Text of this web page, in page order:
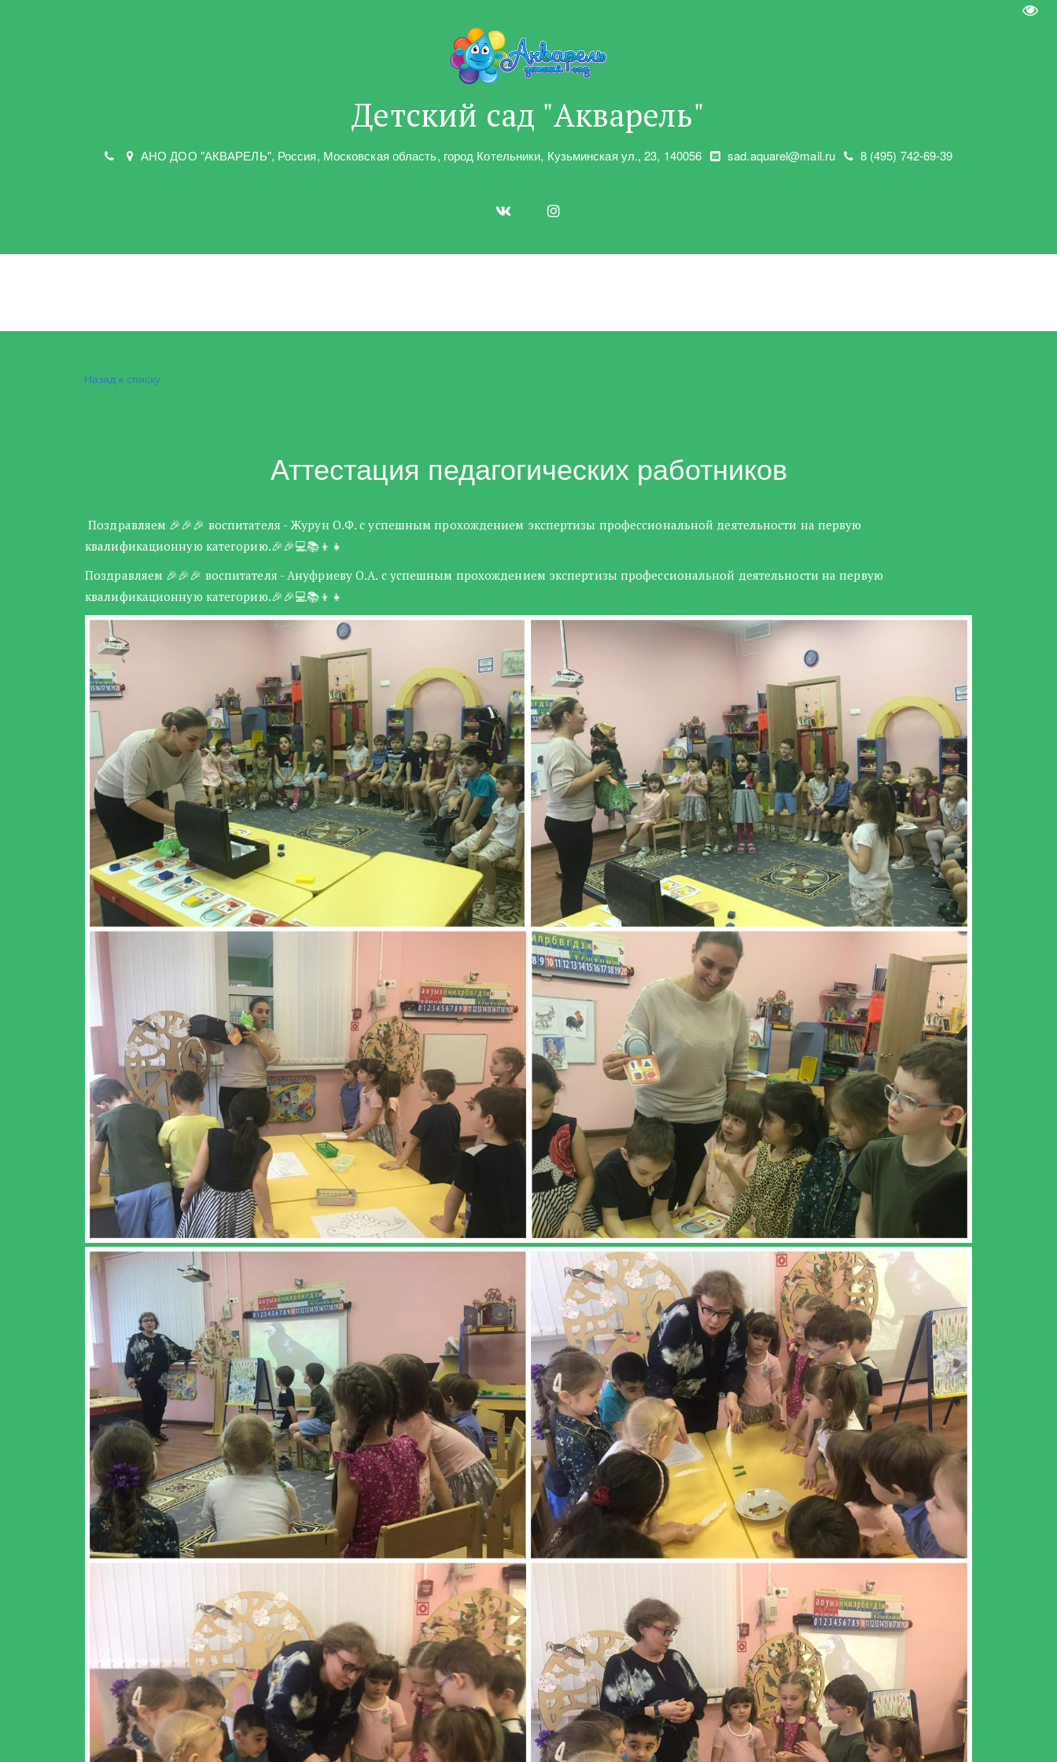
Детский сад "Акварель"
АНО ДОО "АКВАРЕЛЬ", Россия, Московская область, город Котельники, Кузьминская ул.,23, 140056 sad.aquarel@mail.ru 8 (495) 742-69-39
Назад к списку
Аттестация педагогических работников
Поздравляем 🎉🎉🎉 воспитателя - Журун О.Ф. с успешным прохождением экспертизы профессиональной деятельности на первую
квалификационную категорию.🎉🎉💻📚👦👧
Поздравляем 🎉🎉🎉 воспитателя - Ануфриеву О.А. с успешным прохождением экспертизы профессиональной деятельности на первую
квалификационную категорию.🎉🎉💻📚👦👧